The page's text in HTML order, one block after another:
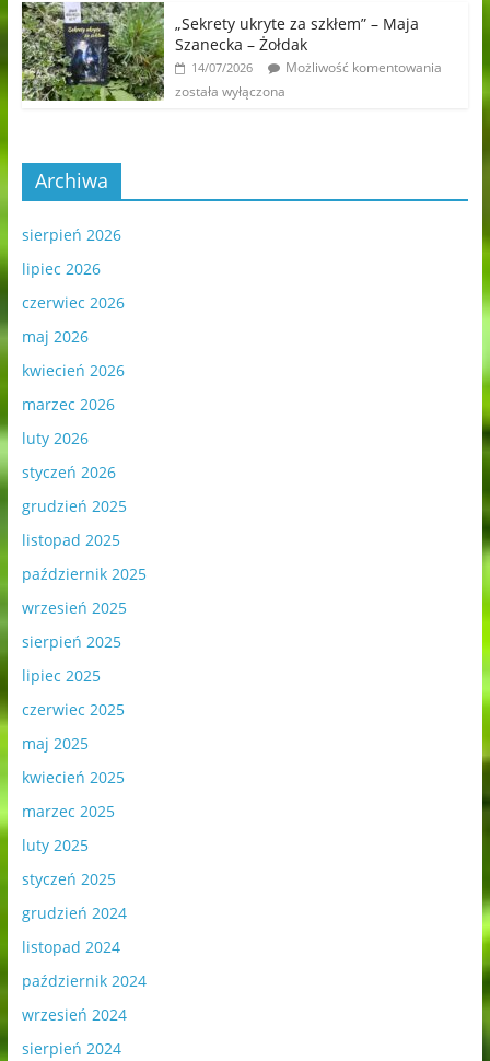
„Sekrety ukryte za szkłem” – Maja
Szanecka – Żołdak
14/07/2026
Możliwość komentowania
została wyłączona
Archiwa
sierpień 2026
lipiec 2026
czerwiec 2026
maj 2026
kwiecień 2026
marzec 2026
luty 2026
styczeń 2026
grudzień 2025
listopad 2025
październik 2025
wrzesień 2025
sierpień 2025
lipiec 2025
czerwiec 2025
maj 2025
kwiecień 2025
marzec 2025
luty 2025
styczeń 2025
grudzień 2024
listopad 2024
październik 2024
wrzesień 2024
sierpień 2024